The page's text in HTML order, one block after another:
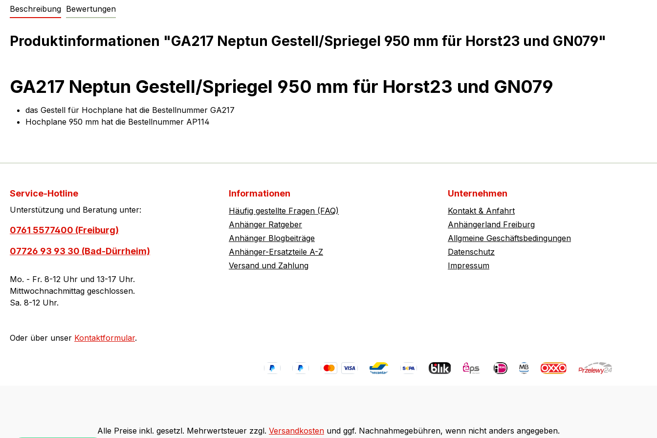
Beschreibung Bewertungen
Produktinformationen "GA217 Neptun Gestell/Spriegel 950 mm für Horst23 und GN079"
GA217 Neptun Gestell/Spriegel 950 mm für Horst23 und GN079
das Gestell für Hochplane hat die Bestellnummer GA217
Hochplane 950 mm hat die Bestellnummer AP114
Service-Hotline
Unterstützung und Beratung unter:
0761 5577400 (Freiburg)
07726 93 93 30 (Bad-Dürrheim)
Mo. - Fr. 8-12 Uhr und 13-17 Uhr.
Mittwochnachmittag geschlossen.
Sa. 8-12 Uhr.
Oder über unser Kontaktformular.
Informationen
Häufig gestellte Fragen (FAQ)
Anhänger Ratgeber
Anhänger Blogbeiträge
Anhänger-Ersatzteile A-Z
Versand und Zahlung
Unternehmen
Kontakt & Anfahrt
Anhängerland Freiburg
Allgmeine Geschäftsbedingungen
Datenschutz
Impressum
Alle Preise inkl. gesetzl. Mehrwertsteuer zzgl. Versandkosten und ggf. Nachnahmegebühren, wenn nicht anders angegeben.